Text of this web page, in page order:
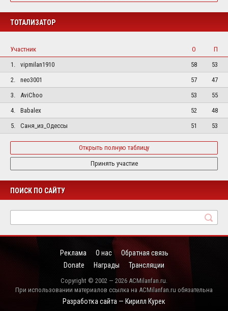
ТОТАЛИЗАТОР
Участник О
П
1.
vipmilan1910 58
53
2.
neo3001 57
47
3.
AviChoo 53
55
4.
Babalex 52
48
5.
Саня_из_Одессы 51 53
Открыть полную таблицу
Принять участие
ПОИСК ПО САЙТУ
Реклама О нас
Обратная связь
Donate
Награды Трансляции
Copyright © 2002 — 2026 ACMilanfan.ru.
При использовании материалов ссылка на ACMilanfan.ru обязательна
Разработка сайта — Кирилл Курек